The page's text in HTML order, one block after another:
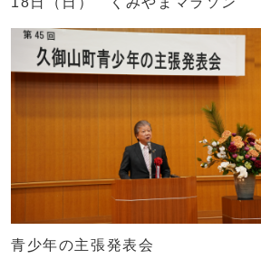
青少年の主張発表会